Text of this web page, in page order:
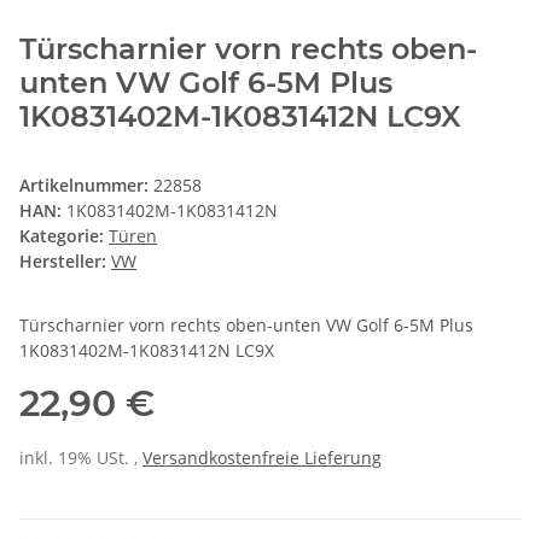
Türscharnier vorn rechts oben-
unten VW Golf 6-5M Plus
1K0831402M-1K0831412N LC9X
Artikelnummer: 22858
HAN: 1K0831402M-1K0831412N
Kategorie: Türen
Hersteller: VW
Türscharnier vorn rechts oben-unten VW Golf 6-5M Plus
1K0831402M-1K0831412N LC9X
22,90 €
inkl. 19% USt. , Versandkostenfreie Lieferung